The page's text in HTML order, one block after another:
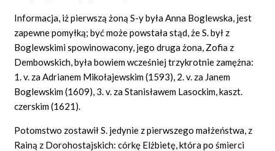
Informacja, iż pierwszą żoną S-y była Anna Boglewska, jest
zapewne pomyłką; być może powstała stąd, że S. był z
Boglewskimi spowinowacony, jego druga żona, Zofia z
Dembowskich, była bowiem wcześniej trzykrotnie zamężna:
1. v. za Adrianem Mikołajewskim (1593), 2. v. za Janem
Boglewskim (1609), 3. v. za Stanisławem Lasockim, kaszt.
czerskim (1621).
Potomstwo zostawił S. jedynie z pierwszego małżeństwa, z
Rainą z Dorohostajskich: córkę Elżbietę, która po śmierci